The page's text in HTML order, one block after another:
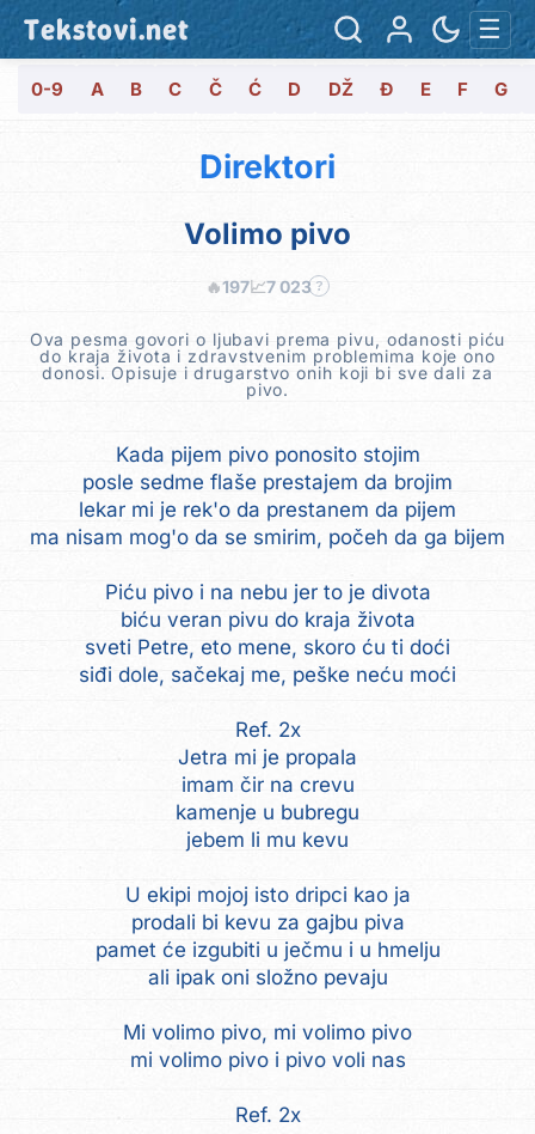
Tekstovi.net ☰
0-9 A B C Č Ć D DŽ Đ E F G
Direktori
Volimo pivo
🔥197📈7 023 ?
Ova pesma govori o ljubavi prema pivu, odanosti piću
do kraja života i zdravstvenim problemima koje ono
donosi. Opisuje i drugarstvo onih koji bi sve dali za
pivo.
Kada pijem pivo ponosito stojim
posle sedme flaše prestajem da brojim
lekar mi je rek'o da prestanem da pijem
ma nisam mog'o da se smirim, počeh da ga bijem
Piću pivo i na nebu jer to je divota
biću veran pivu do kraja života
sveti Petre, eto mene, skoro ću ti doći
siđi dole, sačekaj me, peške neću moći
Ref. 2x
Jetra mi je propala
imam čir na crevu
kamenje u bubregu
jebem li mu kevu
U ekipi mojoj isto dripci kao ja
prodali bi kevu za gajbu piva
pamet će izgubiti u ječmu i u hmelju
ali ipak oni složno pevaju
Mi volimo pivo, mi volimo pivo
mi volimo pivo i pivo voli nas
Ref. 2x